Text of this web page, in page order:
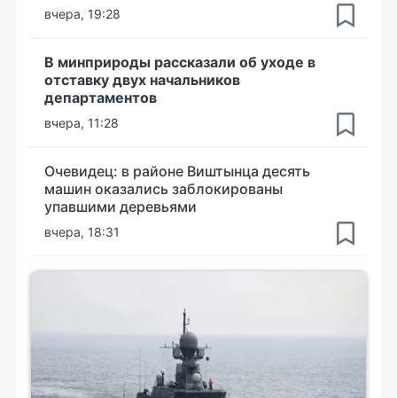
вчера, 19:28
В минприроды рассказали об уходе в
отставку двух начальников
департаментов
вчера, 11:28
Очевидец: в районе Виштынца десять
машин оказались заблокированы
упавшими деревьями
вчера, 18:31